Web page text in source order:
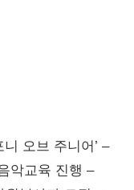
오브 주니어’ –
악교육 진행 –